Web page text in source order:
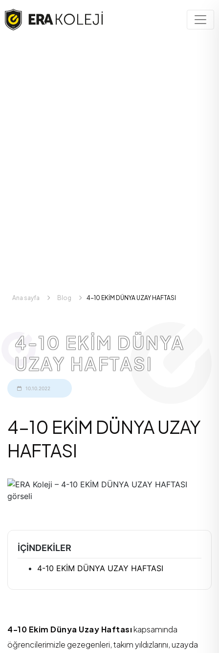
Ana sayfa Blog 4-10 EKİM DÜNYA UZAY HAFTASI
4-10 EKİM DÜNYA
UZAY HAFTASI
10.10.2022
4-10 EKİM DÜNYA UZAY
HAFTASI
İÇINDEKILER
4-10 EKİM DÜNYA UZAY HAFTASI
4-10 Ekim Dünya Uzay Haftasıkapsamında
öğrencilerimizle gezegenleri, takım yıldızlarını, uzayda